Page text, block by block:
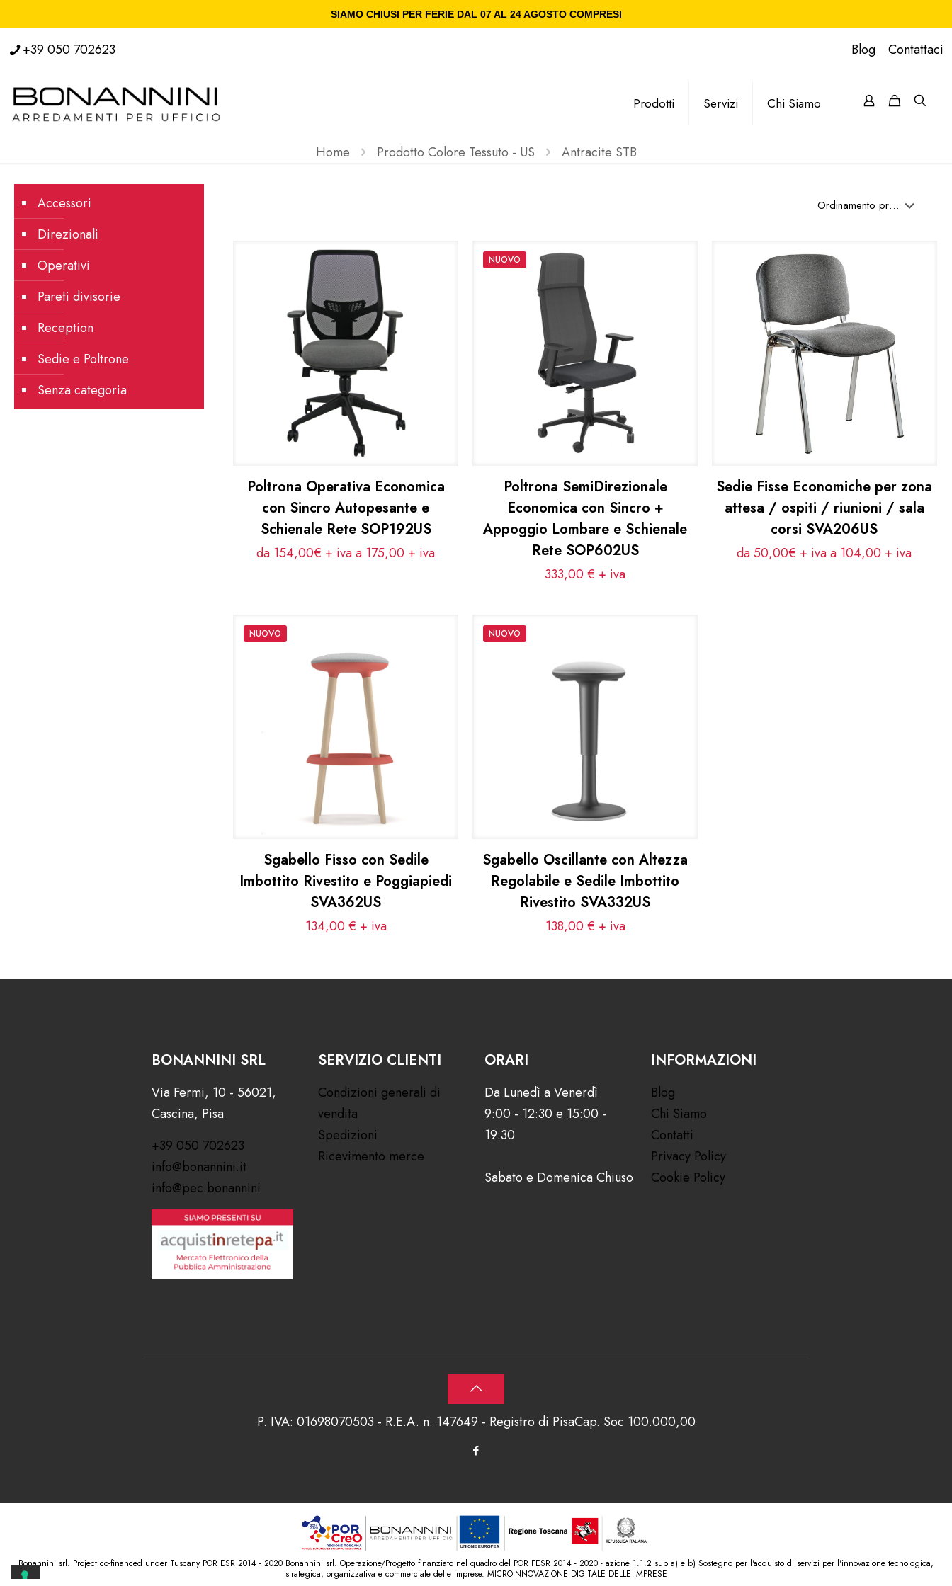
SIAMO CHIUSI PER FERIE DAL 07 AL 24 AGOSTO COMPRESI
+39 050 702623 Blog Contattaci
Prodotti Servizi Chi Siamo
Home Prodotto Colore Tessuto - US Antracite STB
Poltrona Operativa Economica
con Sincro Autopesante e
Schienale Rete SOP192US
da 154,00€ + iva a 175,00 + iva
NUOVO
Poltrona SemiDirezionale
Economica con Sincro +
Appoggio Lombare e Schienale
Rete SOP602US
333,00 € + iva
Sedie Fisse Economiche per zona
attesa / ospiti / riunioni / sala
corsi SVA206US
da 50,00€ + iva a 104,00 + iva
NUOVO
Sgabello Fisso con Sedile
Imbottito Rivestito e Poggiapiedi
SVA362US
134,00 € + iva
NUOVO
Sgabello Oscillante con Altezza
Regolabile e Sedile Imbottito
Rivestito SVA332US
138,00 € + iva
Accessori
Direzionali
Operativi
Pareti divisorie
Reception
Sedie e Poltrone
Senza categoria
BONANNINI SRL
Via Fermi, 10 - 56021,
Cascina, Pisa
+39 050 702623
info@bonannini.it
info@pec.bonannini
SERVIZIO CLIENTI
Condizioni generali di
vendita
Spedizioni
Ricevimento merce
ORARI
Da Lunedì a Venerdì
9:00 - 12:30 e 15:00 -
19:30
Sabato e Domenica Chiuso
INFORMAZIONI
Blog
Chi Siamo
Contatti
Privacy Policy
Cookie Policy
P. IVA: 01698070503 - R.E.A. n. 147649 - Registro di PisaCap. Soc 100.000,00
Bonannini srl. Project co-financed under Tuscany POR ESR 2014 - 2020 Bonannini srl. Operazione/Progetto finanziato nel quadro del POR FESR 2014 - 2020 - azione 1.1.2 sub a) e b) Sostegno per l'acquisto di servizi per l'innovazione tecnologica,
strategica, organizzativa e commerciale delle imprese. MICROINNOVAZIONE DIGITALE DELLE IMPRESE